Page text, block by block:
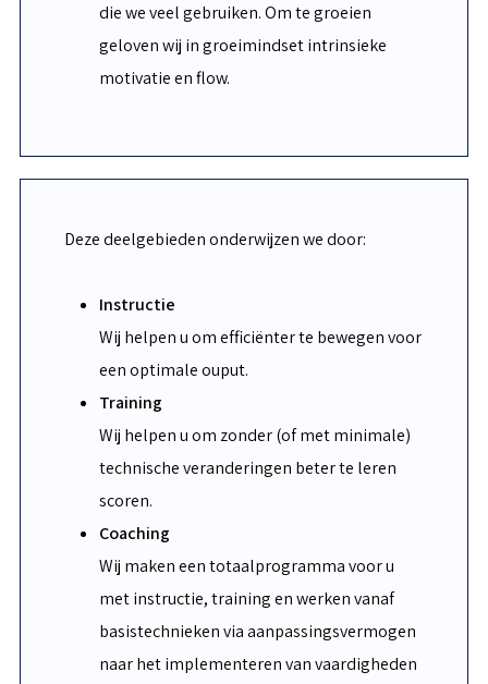
die we veel gebruiken. Om te groeien
geloven wij in groeimindset intrinsieke
motivatie en flow.
Deze deelgebieden onderwijzen we door:
Instructie
Wij helpen u om efficiënter te bewegen voor
een optimale ouput.
Training
Wij helpen u om zonder (of met minimale)
technische veranderingen beter te leren
scoren.
Coaching
Wij maken een totaalprogramma voor u
met instructie, training en werken vanaf
basistechnieken via aanpassingsvermogen
naar het implementeren van vaardigheden